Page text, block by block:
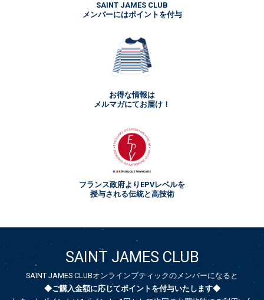
SAINT JAMES CLUB
メンバーにはポイントを付与
お得な情報は
メルマガにてお届け！
フランス政府よりEPVレベルを
授与される伝統と高技術
SAINT JAMES CLUB
SAINT JAMES CLUBオンラインブティックのメンバーになると
◆ご購入金額に応じてポイントを付与いたします◆